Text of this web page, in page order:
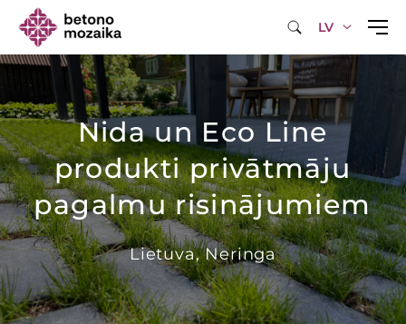
LV
Nida un Eco Line
produkti privātmāju
pagalmu risinājumiem
Lietuva, Neringa